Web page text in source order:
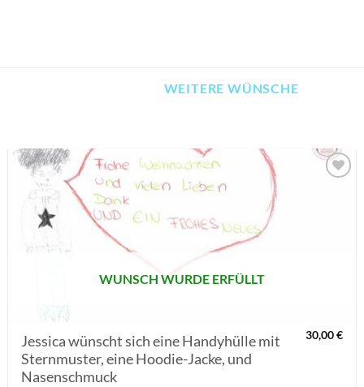
WEITERE WÜNSCHE
WUNSCH WURDE ERFÜLLT
Jessica wünscht sich eine Handyhülle mit
Sternmuster, eine Hoodie-Jacke, und
Nasenschmuck
30,00€